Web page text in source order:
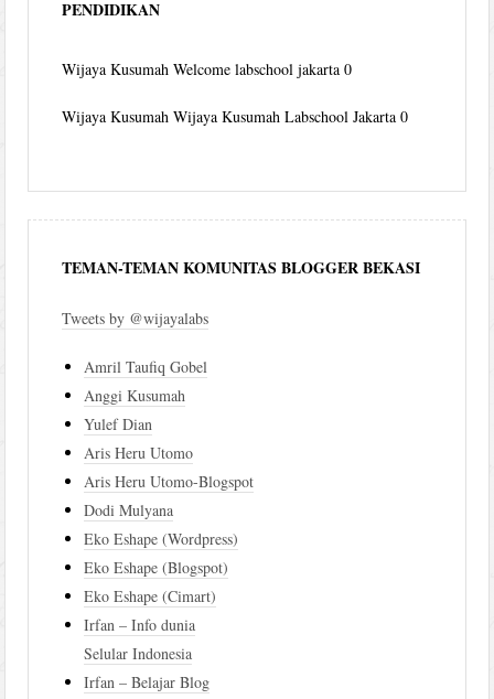
PENDIDIKAN
Wijaya Kusumah Welcome labschool jakarta 0
Wijaya Kusumah Wijaya Kusumah Labschool Jakarta 0
TEMAN-TEMAN KOMUNITAS BLOGGER BEKASI
Tweets by @wijayalabs
Amril Taufiq Gobel
Anggi Kusumah
Yulef Dian
Aris Heru Utomo
Aris Heru Utomo-Blogspot
Dodi Mulyana
Eko Eshape (Wordpress)
Eko Eshape (Blogspot)
Eko Eshape (Cimart)
Irfan – Info dunia
Selular Indonesia
Irfan – Belajar Blog